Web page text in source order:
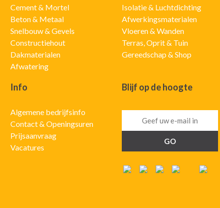
Cement & Mortel
Beton & Metaal
Snelbouw & Gevels
Constructiehout
Dakmaterialen
Afwatering
Isolatie & Luchtdichting
Afwerkingsmaterialen
Vloeren & Wanden
Terras, Oprit & Tuin
Gereedschap & Shop
Info
Algemene bedrijfsinfo
Contact & Openingsuren
Prijsaanvraag
Vacatures
Blijf op de hoogte